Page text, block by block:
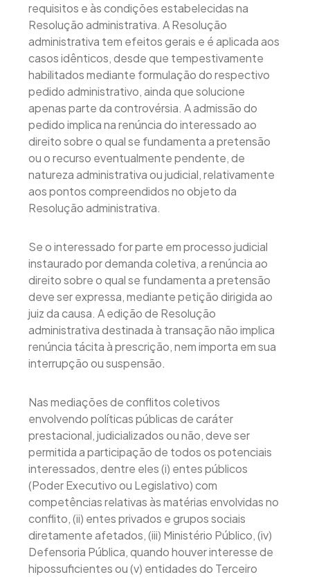
requisitos e às condições estabelecidas na
Resolução administrativa. A Resolução
administrativa tem efeitos gerais e é aplicada aos
casos idênticos, desde que tempestivamente
habilitados mediante formulação do respectivo
pedido administrativo, ainda que solucione
apenas parte da controvérsia. A admissão do
pedido implica na renúncia do interessado ao
direito sobre o qual se fundamenta a pretensão
ou o recurso eventualmente pendente, de
natureza administrativa ou judicial, relativamente
aos pontos compreendidos no objeto da
Resolução administrativa.
Se o interessado for parte em processo judicial
instaurado por demanda coletiva, a renúncia ao
direito sobre o qual se fundamenta a pretensão
deve ser expressa, mediante petição dirigida ao
juiz da causa. A edição de Resolução
administrativa destinada à transação não implica
renúncia tácita à prescrição, nem importa em sua
interrupção ou suspensão.
Nas mediações de conflitos coletivos
envolvendo políticas públicas de caráter
prestacional, judicializados ou não, deve ser
permitida a participação de todos os potenciais
interessados, dentre eles (i) entes públicos
(Poder Executivo ou Legislativo) com
competências relativas às matérias envolvidas no
conflito, (ii) entes privados e grupos sociais
diretamente afetados, (iii) Ministério Público, (iv)
Defensoria Pública, quando houver interesse de
hipossuficientes ou (v) entidades do Terceiro